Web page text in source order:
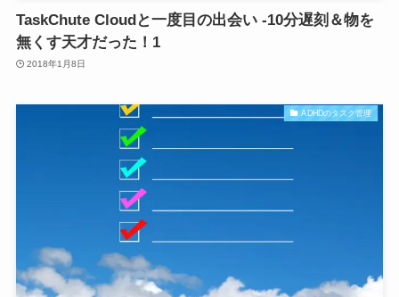
TaskChute Cloudと一度目の出会い -10分遅刻＆物を
無くす天才だった！1
2018年1月8日
ADHDのタスク管理